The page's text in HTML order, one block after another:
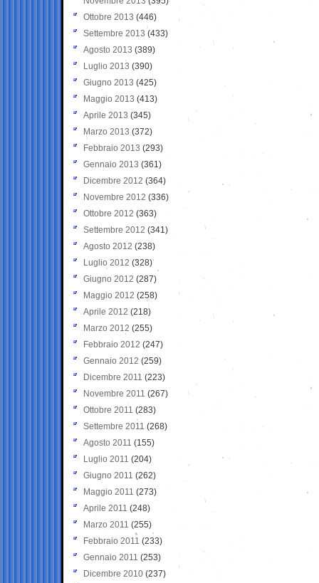
Ottobre 2013 (446)
Settembre 2013 (433)
Agosto 2013 (389)
Luglio 2013 (390)
Giugno 2013 (425)
Maggio 2013 (413)
Aprile 2013 (345)
Marzo 2013 (372)
Febbraio 2013 (293)
Gennaio 2013 (361)
Dicembre 2012 (364)
Novembre 2012 (336)
Ottobre 2012 (363)
Settembre 2012 (341)
Agosto 2012 (238)
Luglio 2012 (328)
Giugno 2012 (287)
Maggio 2012 (258)
Aprile 2012 (218)
Marzo 2012 (255)
Febbraio 2012 (247)
Gennaio 2012 (259)
Dicembre 2011 (223)
Novembre 2011 (267)
Ottobre 2011 (283)
Settembre 2011 (268)
Agosto 2011 (155)
Luglio 2011 (204)
Giugno 2011 (262)
Maggio 2011 (273)
Aprile 2011 (248)
Marzo 2011 (255)
Febbraio 2011 (233)
Gennaio 2011 (253)
Dicembre 2010 (237)